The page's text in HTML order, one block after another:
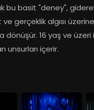
bu basit "deney",
gerçeklik algısı
dönüşür. 16 yaş ve üzeri
unsurları içerir.